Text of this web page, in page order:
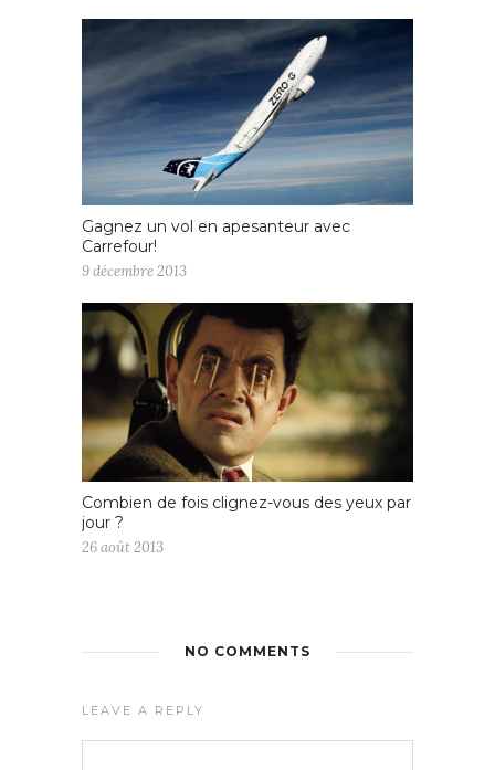
Gagnez un vol en apesanteur avec
Carrefour!
9 décembre 2013
Combien de fois clignez-vous des yeux par
jour ?
26 août 2013
NO COMMENTS
LEAVE A REPLY